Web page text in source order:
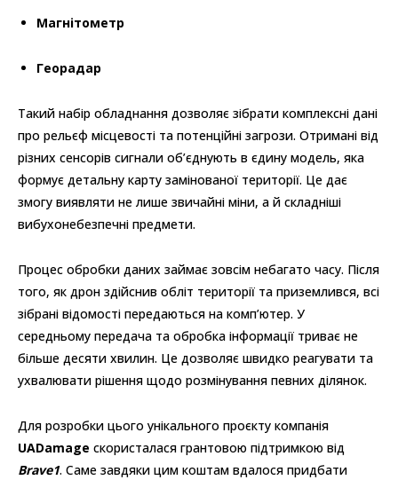
Магнітометр
Георадар
Такий набір обладнання дозволяє зібрати комплексні дані
про рельєф місцевості та потенційні загрози. Отримані від
різних сенсорів сигнали об’єднують в єдину модель, яка
формує детальну карту замінованої території. Це дає
змогу виявляти не лише звичайні міни, а й складніші
вибухонебезпечні предмети.
Процес обробки даних займає зовсім небагато часу. Після
того, як дрон здійснив обліт території та приземлився, всі
зібрані відомості передаються на комп’ютер. У
середньому передача та обробка інформації триває не
більше десяти хвилин. Це дозволяє швидко реагувати та
ухвалювати рішення щодо розмінування певних ділянок.
Для розробки цього унікального проєкту компанія
UADamage скористалася грантовою підтримкою від
Brave1. Саме завдяки цим коштам вдалося придбати